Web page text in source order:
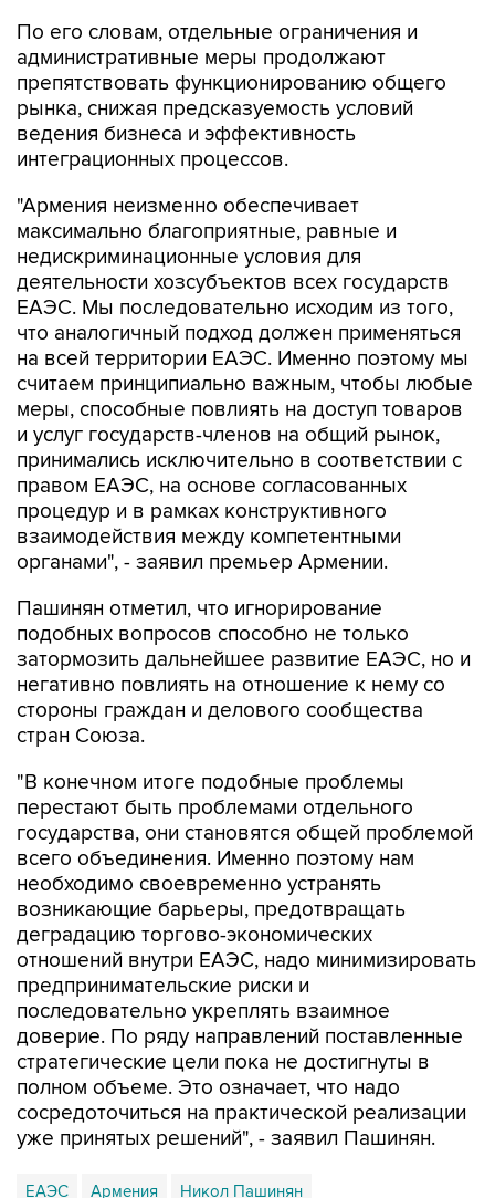
препятствовать функционированию общего
рынка, снижая предсказуемость условий
ведения бизнеса и эффективность
интеграционных процессов.
"Армения неизменно обеспечивает
недискриминационные условия для
деятельности хозсубъектов всех государств
ЕАЭС. Мы последовательно исходим из того,
что аналогичный подход должен применяться
на всей территории ЕАЭС. Именно поэтому мы
считаем принципиально важным, чтобы любые
меры, способные повлиять на доступ товаров
и услуг государств-членов на общий рынок,
принимались исключительно в соответствии с
правом ЕАЭС, на основе согласованных
процедур и в рамках конструктивного
взаимодействия между компетентными
органами", - заявил премьер Армении.
Пашинян отметил, что игнорирование
затормозить дальнейшее развитие ЕАЭС, но и
негативно повлиять на отношение к нему со
стороны граждан и делового сообщества
стран Союза.
"В конечном итоге подобные проблемы
государства, они становятся общей проблемой
всего объединения. Именно поэтому нам
необходимо своевременно устранять
возникающие барьеры, предотвращать
деградацию торгово-экономических
отношений внутри ЕАЭС, надо минимизировать
предпринимательские риски и
последовательно укреплять взаимное
доверие. По ряду направлений поставленные
стратегические цели пока не достигнуты в
полном объеме. Это означает, что надо
сосредоточиться на практической реализации
уже принятых решений", - заявил Пашинян.
ЕАЭС Армения Никол Пашинян